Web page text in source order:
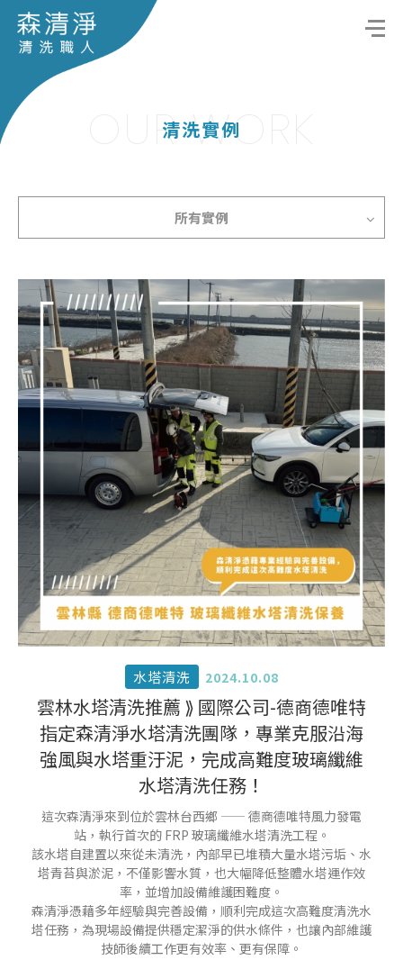
OUR WORK
清洗實例
所有實例
水塔清洗 2024.10.08
雲林水塔清洗推薦 ⟫ 國際公司-德商德唯特
指定森清淨水塔清洗團隊，專業克服沿海
強風與水塔重汙泥，完成高難度玻璃纖維
水塔清洗任務！
這次森清淨來到位於雲林台西鄉 —— 德商德唯特風力發電
站，執行首次的 FRP 玻璃纖維水塔清洗工程。
該水塔自建置以來從未清洗，內部早已堆積大量水塔污垢、水
塔青苔與淤泥，不僅影響水質，也大幅降低整體水塔運作效
率，並增加設備維護困難度。
森清淨憑藉多年經驗與完善設備，順利完成這次高難度清洗水
塔任務，為現場設備提供穩定潔淨的供水條件，也讓內部維護
技師後續工作更有效率、更有保障。